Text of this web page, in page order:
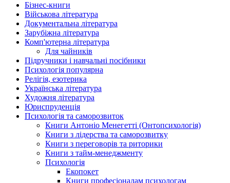
Бізнес-книги
Військова література
Документальна література
Зарубіжна література
Комп'ютерна література
Для чайників
Підручники і навчальні посібники
Психологія популярна
Релігія, езотерика
Українська література
Художня література
Юриспруденція
Психологія та саморозвиток
Книги Антоніо Менегетті (Онтопсихологія)
Книги з лідерства та саморозвитку
Книги з переговорів та риторики
Книги з тайм-менеджменту
Психологія
Екопокет
Книги професіоналам психологам